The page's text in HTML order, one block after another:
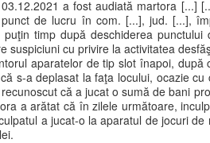
a fost audiată martora [...]
de lucru în com. [...], jud. [...],
timp după deschiderea
suspiciuni cu privire la activitatea
aparatelor de tip slot înapoi,
s-a deplasat la faţa locului, ocazie
că a jucat o sumă de bani
a arătat că în zilele următoare,
a jucat-o la aparatul de jocuri